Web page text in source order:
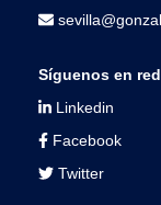
Síguenos en
Linkedin
Facebook
Twitter